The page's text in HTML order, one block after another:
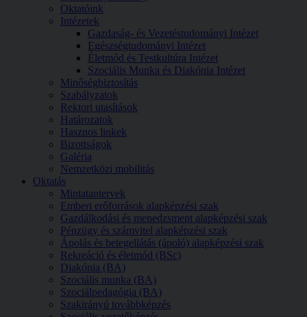
Oktatóink
Intézetek
Gazdaság- és Vezetéstudományi Intézet
Egészségtudományi Intézet
Életmód és Testkultúra Intézet
Szociális Munka és Diakónia Intézet
Minőségbiztosítás
Szabályzatok
Rektori utasítások
Határozatok
Hasznos linkek
Bizottságok
Galéria
Nemzetközi mobilitás
Oktatás
Mintatantervek
Emberi erőforrások alapképzési szak
Gazdálkodási és menedzsment alapképzési szak
Pénzügy és számvitel alapképzési szak
Ápolás és betegellátás (ápoló) alapképzési szak
Rekreáció és életmód (BSc)
Diakónia (BA)
Szociális munka (BA)
Szociálpedagógia (BA)
Szakirányú továbbképzés